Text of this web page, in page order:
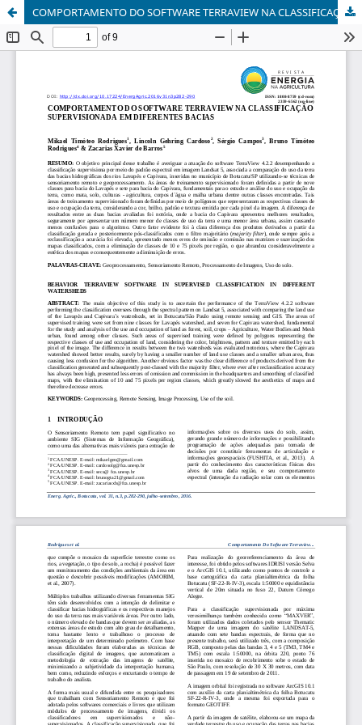
COMPORTAMENTO DO SOFTWARE TERRAVIEW NA CLASSIFICAÇÃO SUPERVISIONADA EM DIFERENTES BACIAS